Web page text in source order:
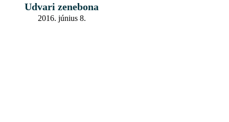
Udvari zenebona
2016. június 8.